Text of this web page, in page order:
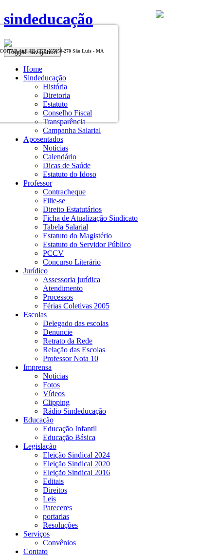
sindeducação
Toggle navigation
Home
Sindeducação
História
Diretoria
Estatuto
Conselho Fiscal
Transparência
Campanha Salarial
Aposentados
Notícias
Calendário
Dicas de Saúde
Estatuto do Idoso
Professor
Contracheque
Filie-se
Direito Estatutários
Ficha de Atualização Sindicato
Tabela Salarial
Estatuto do Magistério
Estatuto do Servidor Público
PCCV
Concurso Literário
Jurídico
Assessoria jurídica
Atendimento
Processos
Férias Coletivas 2005
Escolas
Delegado das escolas
Denuncie
Retrato da Rede
Relação das Escolas
Professor Nota 10
Imprensa
Notícias
Fotos
Vídeos
Clipping
Rádio Sindeducação
Educação
Educação Infantil
Educação Básica
Legislação
Eleição Sindical 2024
Eleição Sindical 2020
Eleição Sindical 2016
Editais
Direitos
Leis
Pareceres
portarias
Resoluções
Serviços
Convênios
Contato
COHAB Anil III CEP - 65050-270 São Luis - MA